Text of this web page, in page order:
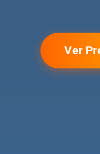
Ver